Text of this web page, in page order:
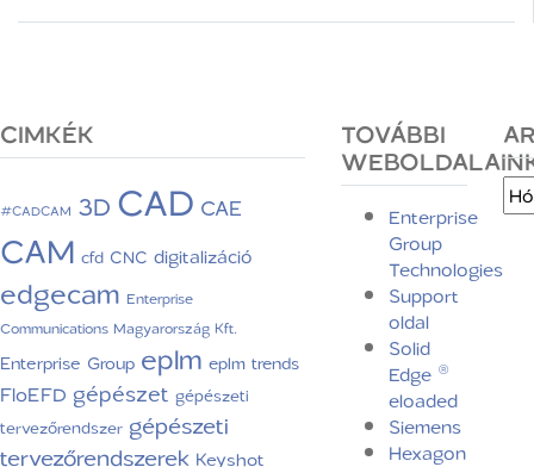
CIMKÉK
#CADCAM 3DCAD CAE
CAM cfd CNC digitalizáció
edgecam Enterprise
Communications Magyarország Kft.
Enterprise Group eplm eplm trends
FloEFD gépészet gépészeti
tervezőrendszer gépészeti
tervezőrendszerek Keyshot
TOVÁBBI
Enterprise
Group
Technologies
Support
oldal
Solid
Edge ®
eloaded
Siemens
Hexagon